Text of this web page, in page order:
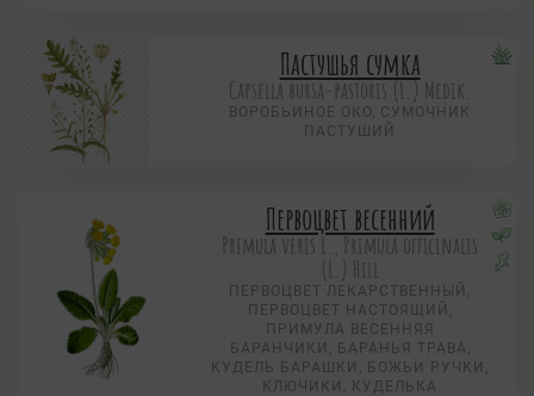
Пастушья сумка
Capsella bursa-pastoris (L.) Medik.
ВОРОБЬИНОЕ ОКО, CУМОЧНИК
ПАСТУШИЙ
Первоцвет весенний
Primula veris L., Primula officinalis
(L.) Hill
ПЕРВОЦВЕТ ЛЕКАРСТВЕННЫЙ,
ПЕРВОЦВЕТ НАСТОЯЩИЙ,
ПРИМУЛА ВЕСЕННЯЯ
БАРАНЧИКИ, БАРАНЬЯ ТРАВА,
КУДЕЛЬ БАРАШКИ, БОЖЬИ РУЧКИ,
КЛЮЧИКИ, КУДЕЛЬКА